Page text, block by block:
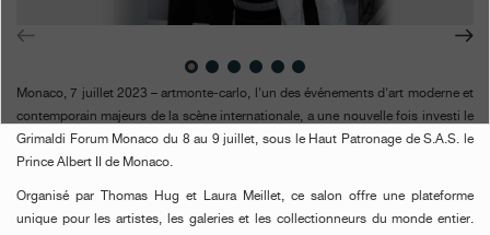
Monaco, 7 juillet 2023 – artmonte-carlo, l'un des événements d'art moderne et
contemporain majeurs de la scène internationale, a une nouvelle fois investi le
Grimaldi Forum Monaco du 8 au 9 juillet, sous le Haut Patronage de S.A.S. le
Prince Albert II de Monaco.
Organisé par Thomas Hug et Laura Meillet, ce salon offre une plateforme
unique pour les artistes, les galeries et les collectionneurs du monde entier.